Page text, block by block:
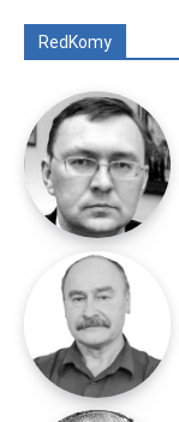
RedKomy